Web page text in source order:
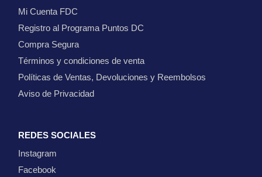
Mi Cuenta FDC
Registro al Programa Puntos DC
Compra Segura
Términos y condiciones de venta
Políticas de Ventas, Devoluciones y Reembolsos
Aviso de Privacidad
REDES SOCIALES
Instagram
Facebook